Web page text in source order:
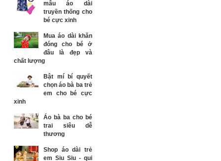
mẫu áo dài
truyền thống cho
bé cực xinh
Mua áo dài khăn
đóng cho bé ở
đâu là đẹp và
chất lượng
Bật mí bí quyết
chọn áo bà ba trẻ
em cho bé cực
xinh
Áo bà ba cho bé
trai siêu dễ
thương
Shop áo dài trẻ
em Siu Siu - qui